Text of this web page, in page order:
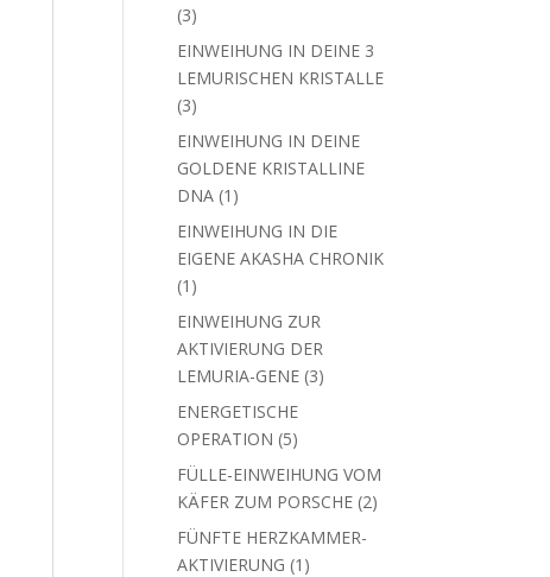
33
Produkte
EINWEIHUNG IN DEINE 3
LEMURISCHEN KRISTALLE
33
Produkte
EINWEIHUNG IN DEINE
GOLDENE KRISTALLINE
DNA 11
Produkt
EINWEIHUNG IN DIE
EIGENE AKASHA CHRONIK
11
Produkt
EINWEIHUNG ZUR
AKTIVIERUNG DER
LEMURIA-GENE 33
ENERGETISCHE
OPERATION 55
Produkte
FÜLLE-EINWEIHUNG VOM
KÄFER ZUM PORSCHE 22
Produkte
FÜNFTE HERZKAMMER-
AKTIVIERUNG 11